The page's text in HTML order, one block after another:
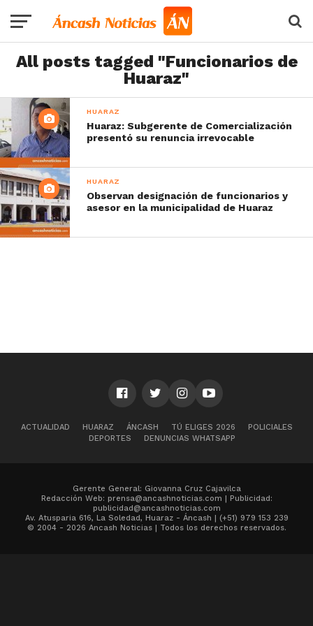
All posts tagged "Funcionarios de
Huaraz"
HUARAZ
Huaraz: Subgerente de Comercialización
presentó su renuncia irrevocable
HUARAZ
Observan designación de funcionarios y
asesor en la municipalidad de Huaraz
ACTUALIDAD HUARAZ ÁNCASH TÚ ELIGES 2026
POLICIALES
DEPORTES
DENUNCIAS WHATSAPP
Gerente General: Giovanna Cruz Cajavilca
Redacción Web: prensa@ancashnoticias.com | Publicidad:
publicidad@ancashnoticias.com
Av. Atusparia 616, La Soledad, Huaraz - Áncash | (+51) 979 153 239
© 2004 - 2026 Ancash Noticias | Todos los derechos reservados.